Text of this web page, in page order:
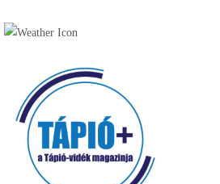
Kávézó (16)
Pékség (20)